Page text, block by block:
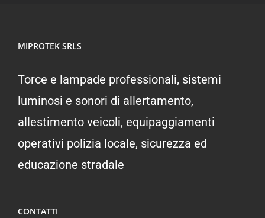
MIPROTEK SRLS
Torce e lampade professionali, sistemi
luminosi e sonori di allertamento,
allestimento veicoli, equipaggiamenti
operativi polizia locale, sicurezza ed
educazione stradale
CONTATTI